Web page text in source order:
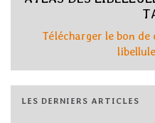
Télécharger le bon
LES DERNIERS ARTICLES